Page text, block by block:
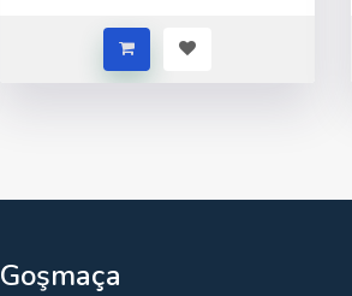
Goşmaça